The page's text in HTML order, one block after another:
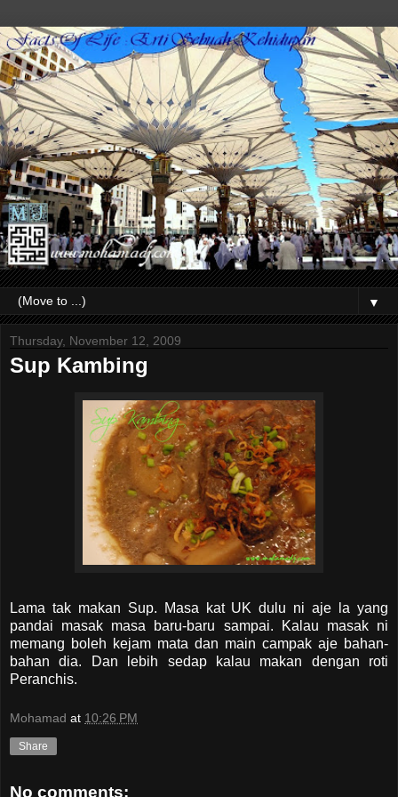
▼
Thursday, November 12, 2009
Sup Kambing
Lama tak makan Sup. Masa kat UK dulu ni aje la yang
pandai masak masa baru-baru sampai. Kalau masak ni
memang boleh kejam mata dan main campak aje bahan-
bahan dia. Dan lebih sedap kalau makan dengan roti
Peranchis.
Mohamad at 10:26 PM
Share
No comments: